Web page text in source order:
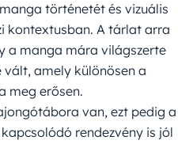
történetét és vizuális
kontextusban. A tárlat arra
a manga mára világszerte
vált, amely különösen a
meg erősen.
van, ezt pedig a
rendezvény is jól